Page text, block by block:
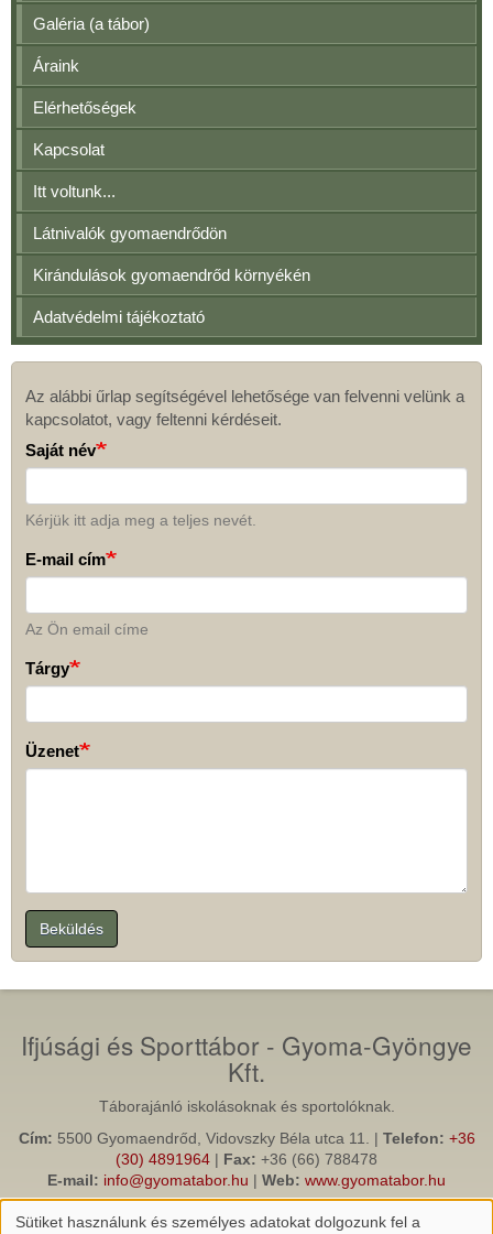
Galéria (a tábor)
Áraink
Elérhetőségek
Kapcsolat
Itt voltunk...
Látnivalók gyomaendrődön
Kirándulások gyomaendrőd környékén
Adatvédelmi tájékoztató
Kapcsolat
Az alábbi űrlap segítségével lehetősége van felvenni velünk a
kapcsolatot, vagy feltenni kérdéseit.
Saját név
Kérjük itt adja meg a teljes nevét.
E-mail cím
Az Ön email címe
Tárgy
Üzenet
Beküldés
Ifjúsági és Sporttábor - Gyoma-Gyöngye
Kft.
Táborajánló iskolásoknak és sportolóknak.
Cím: 5500 Gyomaendrőd, Vidovszky Béla utca 11. | Telefon: +36
(30) 4891964
Fax: +36 (66) 788478
E-mail: info@gyomatabor.hu Web: www.gyomatabor.hu
Sütiket használunk és személyes adatokat dolgozunk fel a